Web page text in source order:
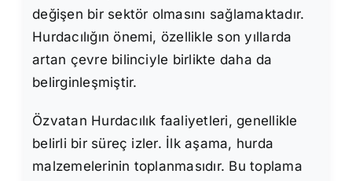
değişen bir sektör olmasını sağlamaktadır.
Hurdacılığın önemi, özellikle son yıllarda
artan çevre bilinciyle birlikte daha da
belirginleşmiştir.
Özvatan Hurdacılık faaliyetleri, genellikle
belirli bir süreç izler. İlk aşama, hurda
malzemelerinin toplanmasıdır. Bu toplama